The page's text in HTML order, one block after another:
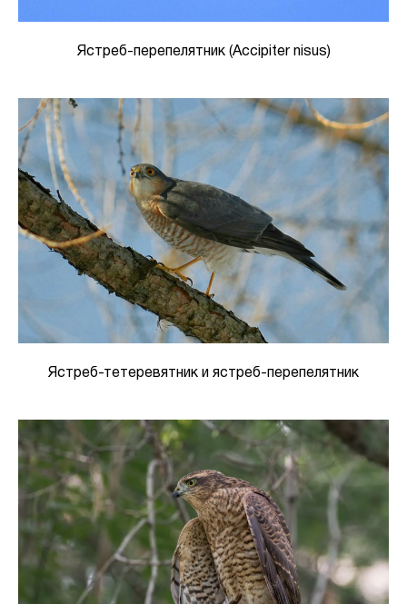
Ястреб-перепелятник (Accipiter nisus)
Ястреб-тетеревятник и ястреб-перепелятник